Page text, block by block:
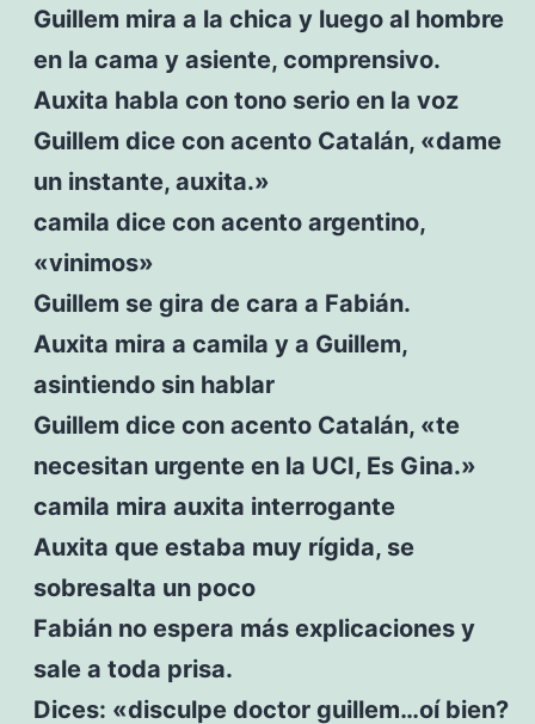
Guillem mira a la chica y luego al hombre
en la cama y asiente, comprensivo.
Auxita habla con tono serio en la voz
Guillem dice con acento Catalán, «dame
un instante, auxita.»
camila dice con acento argentino,
«vinimos»
Guillem se gira de cara a Fabián.
Auxita mira a camila y a Guillem,
asintiendo sin hablar
Guillem dice con acento Catalán, «te
necesitan urgente en la UCI, Es Gina.»
camila mira auxita interrogante
Auxita que estaba muy rígida, se
sobresalta un poco
Fabián no espera más explicaciones y
sale a toda prisa.
Dices: «disculpe doctor guillem…oí bien?